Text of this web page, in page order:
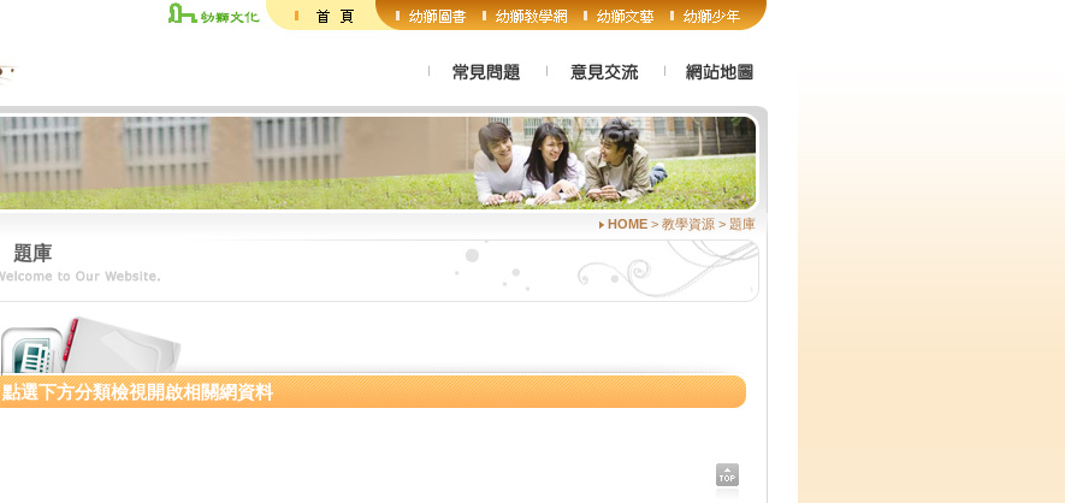
HOME> 教學資源 > 題庫
題庫
點選下方分類檢視開啟相關網資料